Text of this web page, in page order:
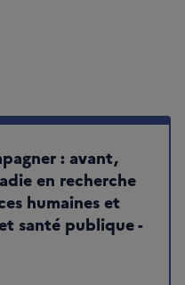
: avant,
en recherche
humaines et
santé publique -